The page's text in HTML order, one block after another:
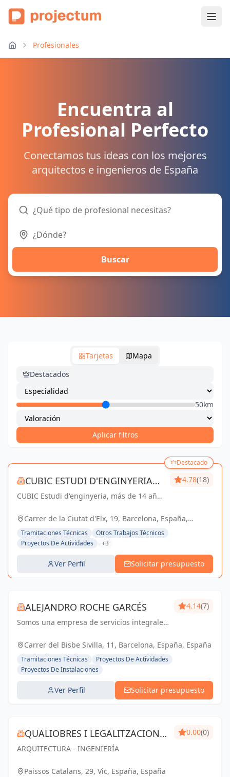
Profesionales
Encuentra al
Profesional Perfecto
Conectamos tus ideas con los mejores
arquitectos e ingenieros de España
Buscar
Tarjetas
Mapa
Destacados
50km
Aplicar filtros
Destacado
CUBIC ESTUDI D'ENGINYERIA
S.L.
CUBIC Estudi d'enginyeria, más de 14 años
Ingeniería con una trayectoria sólida y
4.78(18)
Carrer de la Ciutat d'Elx, 19, Barcelona, España,
España
Tramitaciones Técnicas
Otros Trabajos Técnicos
Proyectos De Actividades
+3
Ver Perfil Solicitar presupuesto
ALEJANDRO ROCHE GARCÉS
Somos una empresa de servicios integrales
necesidades técnicas de nuestr@s clientes
conocimie...
4.14(7)
Carrer del Bisbe Sivilla, 11, Barcelona, España, España
Tramitaciones Técnicas
Proyectos De Actividades
Proyectos De Instalaciones
Ver Perfil Solicitar presupuesto
QUALIOBRES I LEGALITZACIONS
SL
ARQUITECTURA - INGENIERÍA
0.00(0)
Paissos Catalans, 29, Vic, España, España